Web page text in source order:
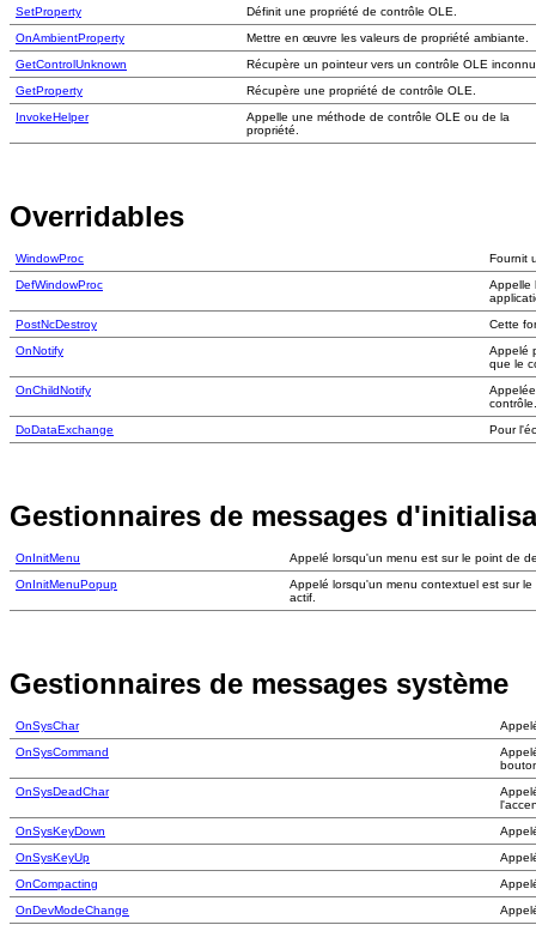
SetProperty
Définit une propriété de contrôle OLE.
OnAmbientProperty
Mettre en œuvre les valeurs de propriété ambiante.
GetControlUnknown
Récupère un pointeur vers un contrôle OLE
GetProperty
Récupère une propriété de contrôle OLE.
InvokeHelper
Appelle une méthode de contrôle OLE ou de la
propriété.
Overridables
WindowProc
Fournit
DefWindowProc
Appelle
PostNcDestroy
Cette
OnNotify
Appelé
que le
OnChildNotify
contrôle.
DoDataExchange
Pour
Gestionnaires de messages
OnInitMenu
Appelé lorsqu'un menu est sur le point de
OnInitMenuPopup
Appelé lorsqu'un menu contextuel est sur
actif.
Gestionnaires de messages système
OnSysChar
OnSysCommand
OnSysDeadChar
OnSysKeyDown
OnSysKeyUp
OnCompacting
OnDevModeChange